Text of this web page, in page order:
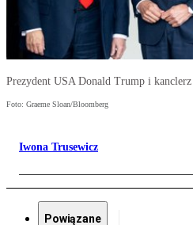
Prezydent USA Donald Trump i
Foto: Graeme Sloan/Bloomberg
Iwona Trusewicz
Powiązane